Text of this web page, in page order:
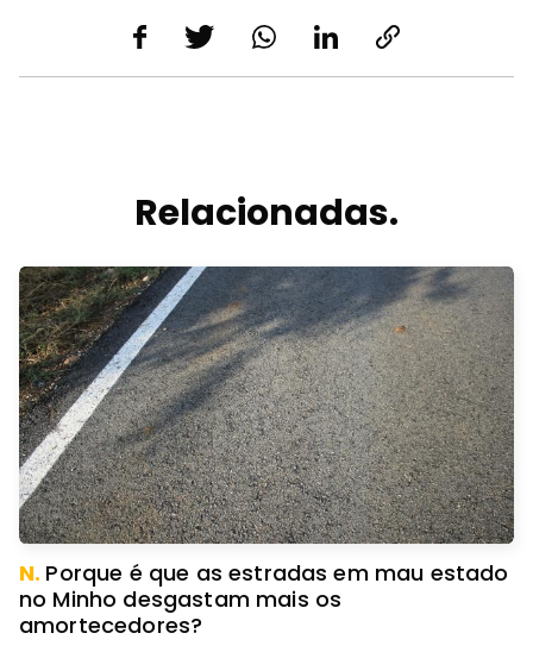
Relacionadas.
N. Porque é que as estradas em mau estado
no Minho desgastam mais os
amortecedores?